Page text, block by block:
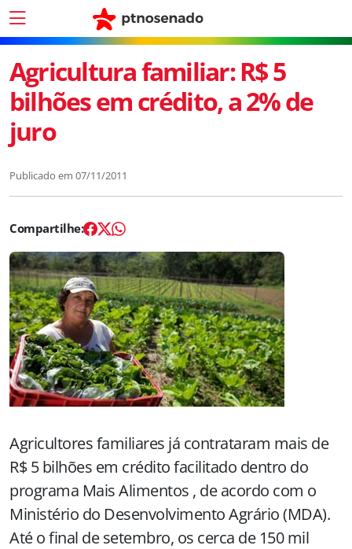
Agricultura familiar: R$ 5
bilhões em crédito, a 2% de
juro
Publicado em 07/11/2011
Agricultores familiares já contrataram mais de
R$ 5 bilhões em crédito facilitado dentro do
programa Mais Alimentos , de acordo com o
Ministério do Desenvolvimento Agrário (MDA).
Até o final de setembro, os cerca de 150 mil